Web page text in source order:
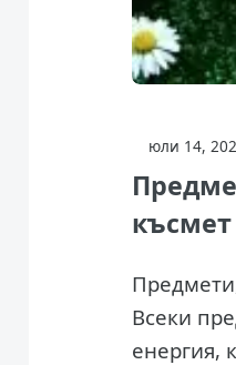
юли 14,
късмет
Всеки
енергия,